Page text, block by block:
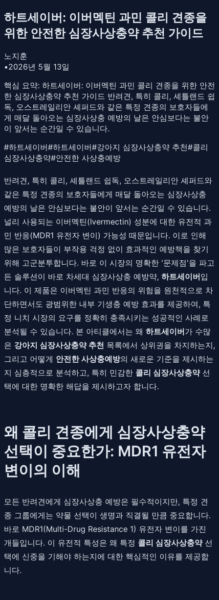
하트세이버: 이버멕틴 과민 콜리 견종을
위한 안전한 심장사상충약 추천 가이드
노지훈
•2026년 5월 13일
핵심 요약: 하트세이버: 이버멕틴 과민 콜리 견종을 위한 안전
한 심장사상충약 추천 가이드 반려견, 특히 콜리, 셰틀랜드 쉽
독, 오스트레일리안 셰퍼드와 같은 특정 견종의 보호자들에
게 매달 돌아오는 심장사상충 예방의 날은 안심보다는 불안
이 앞서는 순간일 수 있습니다.
#하트세이버#하트세이버#강아지 심장사상충약 추천#콜리
심장사상충약#안전한 사상충예방
반려견, 특히 콜리, 셰틀랜드 쉽독, 오스트레일리안 셰퍼드와
같은 특정 견종의 보호자들에게 매달 돌아오는 심장사상충
예방의 날은 안심보다는 불안이 앞서는 순간일 수 있습니다.
널리 사용되는 이버멕틴(Ivermectin) 성분에 대한 유전적 과
민 반응(MDR1 유전자 변이) 가능성 때문입니다. 이로 인해
많은 보호자들이 부작용 걱정 없이 효과적인 예방책을 찾기
위해 고군분투합니다. 바로 이 시장의 명확한 '문제점'을 파고
든 솔루션이 바로 차세대 심장사상충 예방약, 하트세이버입
니다. 이 제품은 이버멕틴 과민 반응의 위험을 원천적으로 차
단하면서도 광범위한 내부 기생충 예방 효과를 제공하여, 특
정 니치 시장의 요구를 정확히 충족시키는 성공적인 사례로
분석될 수 있습니다. 본 아티클에서는 왜 하트세이버가 수많
은 강아지 심장사상충약 추천 목록에서 상위권을 차지하는지,
그리고 어떻게 안전한 사상충예방의 새로운 기준을 제시하는
지 심층적으로 분석하고, 특히 민감한 콜리 심장사상충약선
택에 대한 명확한 해답을 제시하고자 합니다.
왜 콜리 견종에게 심장사상충약
선택이 중요한가: MDR1 유전자
변이의 이해
모든 반려견에게 심장사상충 예방은 필수적이지만, 특정 견
종 그룹에게는 약물 선택이 생명과 직결될 만큼 중요합니다.
바로 MDR1(Multi-Drug Resistance 1) 유전자 변이를 가진
개들입니다. 이 유전적 특성은 왜 특정 콜리 심장사상충약선
택에 신중을 기해야 하는지에 대한 핵심적인 이유를 제공합
니다.